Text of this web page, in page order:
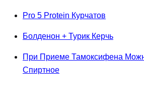
Pro 5 Protein Курчатов
Болденон + Турик Керчь
При Приеме Тамоксифена
Спиртное